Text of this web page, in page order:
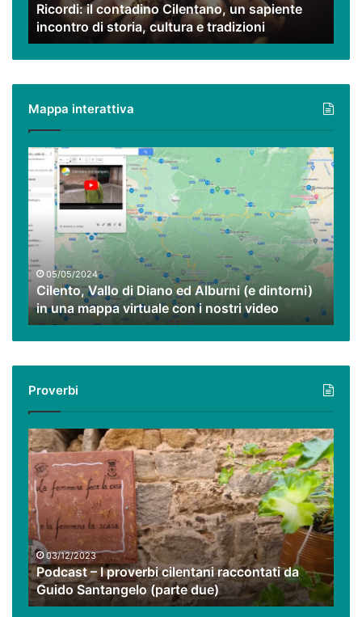
storia,
cultura
e
tradizioni
Ricordi: il contadino Cilentano, un sapiente
incontro di storia, cultura e tradizioni
Mappa interattiva
Cilento,
Vallo
di
Diano
ed
Alburni
(e
dintorni)
una
mappa
virtuale
nostri
video
05/05/2024
Cilento, Vallo di Diano ed Alburni (e dintorni)
in una mappa virtuale con i nostri video
Proverbi
Podcast
–
I
proverbi
cilentani
raccontati
da
Guido
Santangelo
(parte
due)
03/12/2023
Podcast – I proverbi cilentani raccontati da
Guido Santangelo (parte due)